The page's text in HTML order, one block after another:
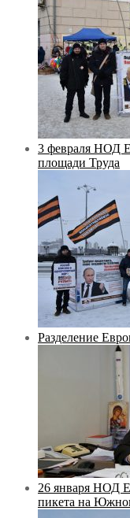
3 февраля НОД
площади Труда
Разделение
26 января НОД
пикета на